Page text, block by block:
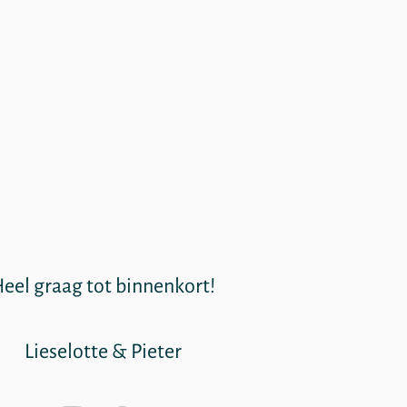
graag tot binnenkort!
Lieselotte & Pieter